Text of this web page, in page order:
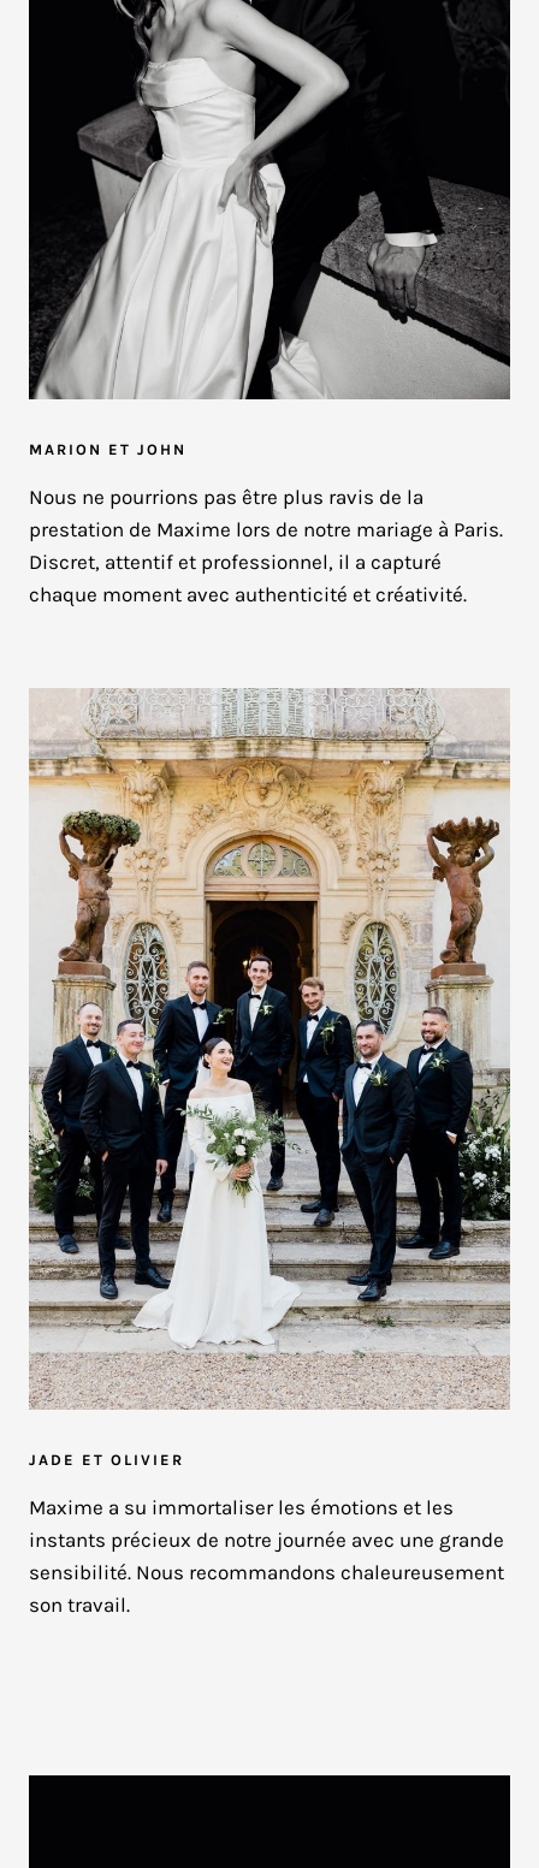
MARION ET JOHN
Nous ne pourrions pas être plus ravis de la
prestation de Maxime lors de notre mariage à Paris.
Discret, attentif et professionnel, il a capturé
chaque moment avec authenticité et créativité.
JADE ET OLIVIER
Maxime a su immortaliser les émotions et les
instants précieux de notre journée avec une grande
sensibilité. Nous recommandons chaleureusement
son travail.